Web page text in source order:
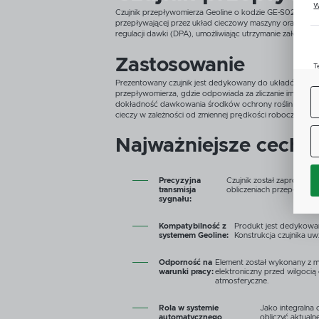
Czujnik przepływomierza Geoline o kodzie GE-
przepływającej przez układ cieczowy maszyny oraz
regulacji dawki (DPA), umożliwiając utrzymanie
Zastosowanie
Prezentowany czujnik jest dedykowany do układów
przepływomierza, gdzie odpowiada za zliczanie
dokładność dawkowania środków ochrony roślin oraz
cieczy w zależności od zmiennej prędkości roboczej, co
Najważniejsze cechy
Precyzyjna
transmisja
sygnału:
Czujnik został
obliczeniach przepływu
Kompatybilność z
systemem Geoline:
Produkt jest
Konstrukcja czujnika
Odporność na
warunki pracy:
Element został wykonany z
elektroniczny przed wilgocią
atmosferyczne.
Rola w systemie
automatycznego
Jako integralna
obliczyć